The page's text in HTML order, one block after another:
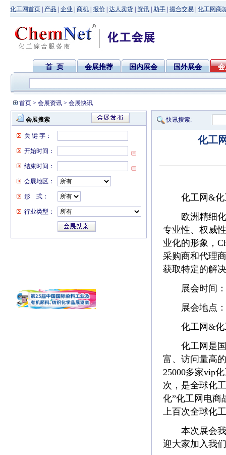
化工网首页 产品 企业 商机 报价 达人卖货 资讯 助手 撮合交易 化工网商
首 页 会展推荐 国内展会 国外展会
首页 > 会展资讯 > 会展快讯
会展搜索
关 键 字：
开始时间：
结束时间：
会展地区：
形 式：
行业类型：
快讯搜索:
化工
化工网&化工
欧洲精细化工
专业性、权威
业化的形象，
采购商和代理
获取特定的解
展会时间：
展会地点：
化工网&化
化工网是国
富、访问量高
25000多家vip
次，是全球化
化”化工网电商
上百次全球化
本次展会我
迎大家加入我